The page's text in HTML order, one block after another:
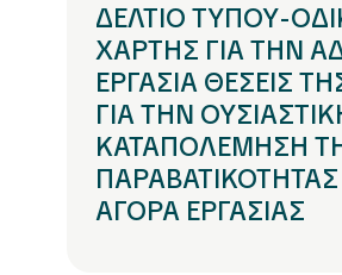
ΔΕΛΤΙΟ ΤΥΠΟΥ-
ΧΑΡΤΗΣ ΓΙΑ ΤΗΝ
ΕΡΓΑΣΙΑ ΘΕΣΕΙΣ
ΓΙΑ ΤΗΝ
ΚΑΤΑΠΟΛΕΜΗΣΗ
ΑΓΟΡΑ ΕΡΓΑΣΙΑΣ